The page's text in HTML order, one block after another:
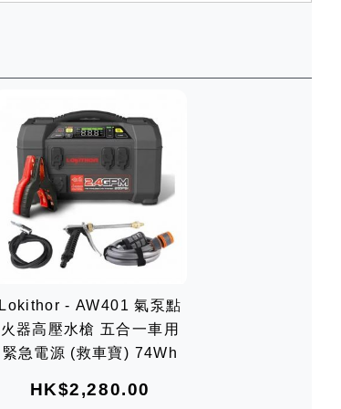
Lokithor - AW401 氣泵點
火器高壓水槍 五合一車用
緊急電源 (救車寶) 74Wh
HK$2,280.00